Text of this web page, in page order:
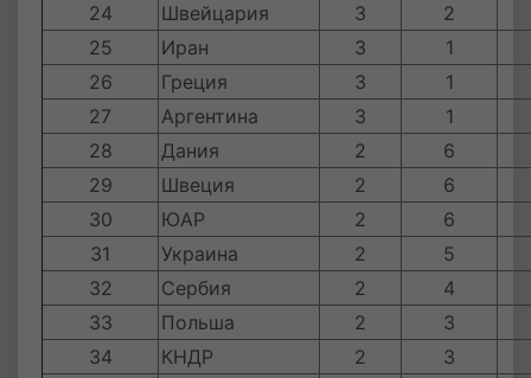
24
Швейцария 3 2
25
Иран 3 1
26
Греция 3 1
27
Аргентина 3 1
28
Дания 2 6
29
Швеция 2 6
30
ЮАР 2 6
31
Украина 2 5
32
Сербия 2 4
33
Польша 2 3
34
КНДР 2 3